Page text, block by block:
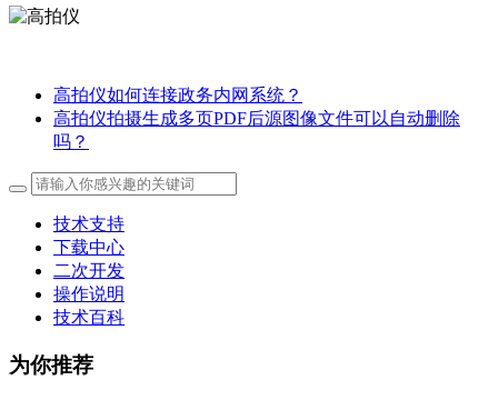
高拍仪如何连接政务内网系统？
高拍仪拍摄生成多页PDF后源图像文件可以自动删除
吗？
技术支持
下载中心
二次开发
操作说明
技术百科
为你推荐